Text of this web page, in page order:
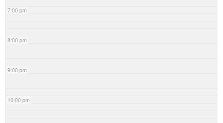
7:00 pm
8:00 pm
9:00 pm
10:00 pm